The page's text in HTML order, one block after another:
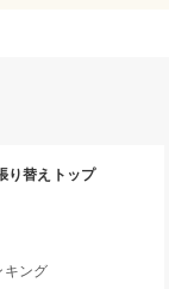
り替えトップ
キング